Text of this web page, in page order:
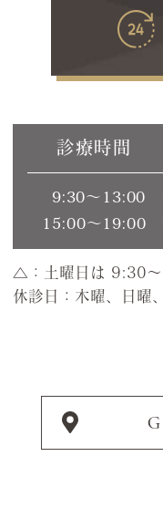
診療時間
9:30～13:00
15:00～19:00
△：土曜日は 9:30
休診日：木曜、日曜